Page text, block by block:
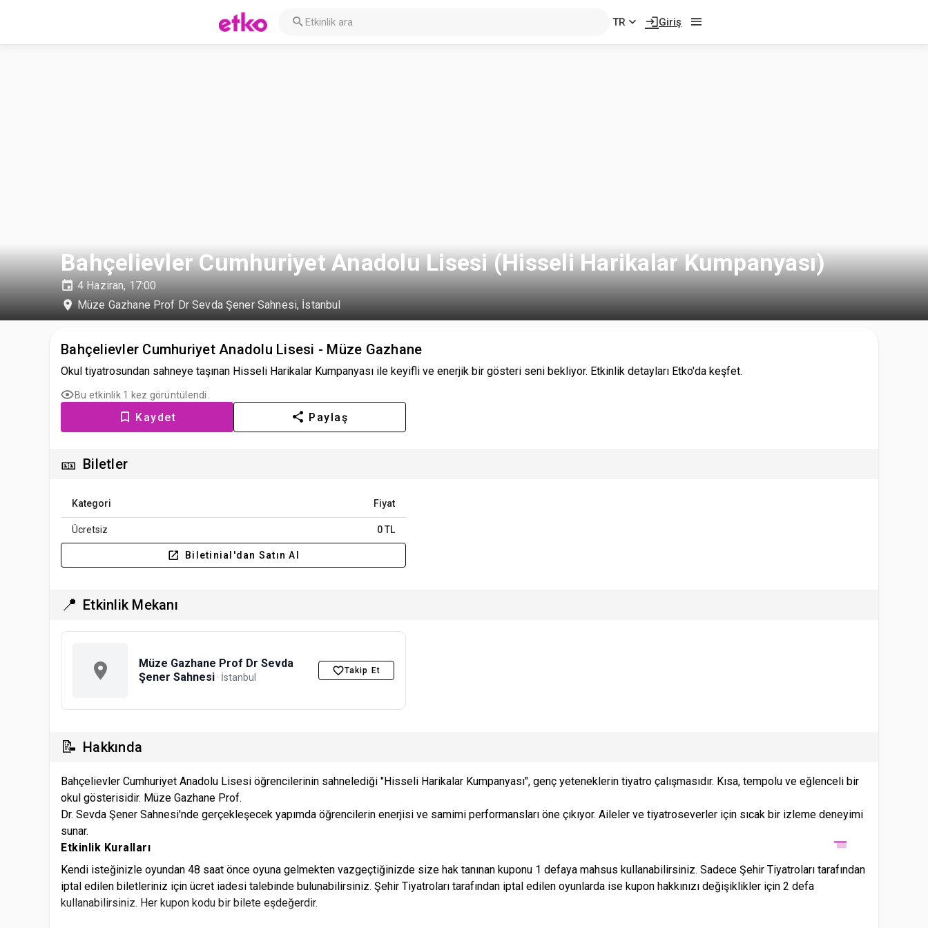
TR Giriş
Bahçelievler Cumhuriyet Anadolu Lisesi (Hisseli Harikalar Kumpanyası)
4 Haziran, 17:00
Müze Gazhane Prof Dr Sevda Şener Sahnesi, İstanbul
Bahçelievler Cumhuriyet Anadolu Lisesi - Müze Gazhane
Okul tiyatrosundan sahneye taşınan Hisseli Harikalar Kumpanyası ile keyifli ve enerjik bir gösteri seni bekliyor. Etkinlik detayları Etko'da keşfet.
Bu etkinlik 1 kez görüntülendi.
Kaydet Paylaş
🎫 Biletler
Kategori Fiyat
Ücretsiz 0 TL
Biletinial'dan Satın Al
📍 Etkinlik Mekanı
Müze Gazhane Prof Dr Sevda
Şener Sahnesi · İstanbul
Takip Et
📝 Hakkında
Bahçelievler Cumhuriyet Anadolu Lisesi öğrencilerinin sahnelediği "Hisseli Harikalar Kumpanyası", genç yeteneklerin tiyatro çalışmasıdır. Kısa, tempolu ve eğlenceli bir
okul gösterisidir. Müze Gazhane Prof.
Dr. Sevda Şener Sahnesi'nde gerçekleşecek yapımda öğrencilerin enerjisi ve samimi performansları öne çıkıyor. Aileler ve tiyatroseverler için sıcak bir izleme deneyimi
sunar.
Etkinlik Kuralları
Kendi isteğinizle oyundan 48 saat önce oyuna gelmekten vazgeçtiğinizde size hak tanınan kuponu 1 defaya mahsus kullanabilirsiniz. Sadece Şehir Tiyatroları tarafından
iptal edilen biletleriniz için ücret iadesi talebinde bulunabilirsiniz. Şehir Tiyatroları tarafından iptal edilen oyunlarda ise kupon hakkınızı değişiklikler için 2 defa
kullanabilirsiniz. Her kupon kodu bir bilete eşdeğerdir.